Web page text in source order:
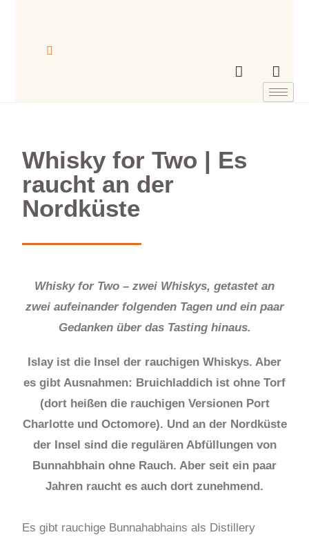
Whisky for Two | Es
raucht an der
Nordküste
Whisky for Two – zwei Whiskys, getastet an
zwei aufeinander folgenden Tagen und ein paar
Gedanken über das Tasting hinaus.
Islay ist die Insel der rauchigen Whiskys. Aber
es gibt Ausnahmen: Bruichladdich ist ohne Torf
(dort heißen die rauchigen Versionen Port
Charlotte und Octomore). Und an der Nordküste
der Insel sind die regulären Abfüllungen von
Bunnahbhain ohne Rauch. Aber seit ein paar
Jahren raucht es auch dort zunehmend.
Es gibt rauchige Bunnahabhains als Distillery